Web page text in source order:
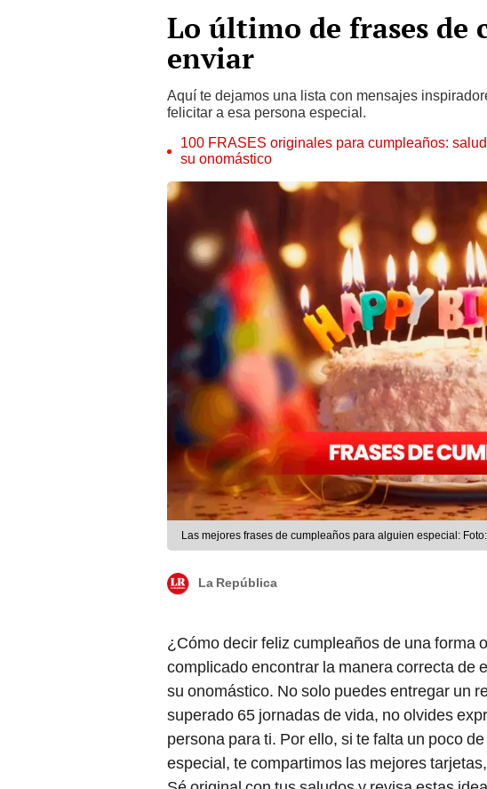
Lo último de frases de
enviar
Aquí te dejamos una lista con mensajes
felicitar a esa persona especial.
100 FRASES originales para cumpleaños:
su onomástico
Las mejores frases de cumpleaños para alguien especial:
La República
¿Cómo decir feliz cumpleaños de una forma
complicado encontrar la manera correcta de
su onomástico. No solo puedes entregar un
superado 65 jornadas de vida, no olvides
persona para ti. Por ello, si te falta un poco
especial, te compartimos las mejores